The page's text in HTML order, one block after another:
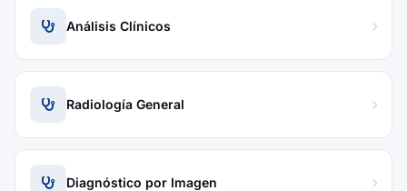
Análisis Clínicos
Radiología General
Diagnóstico por Imagen